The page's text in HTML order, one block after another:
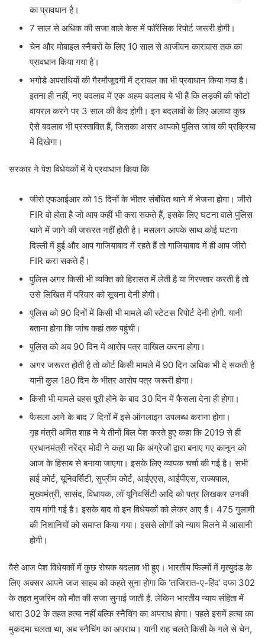
का प्रावधान है।
7 साल से अधिक की सजा वाले केस में फॉरेंसिक रिपोर्ट जरूरी होगी।
चेन और मोबाइल स्नैचरों के लिए 10 साल से आजीवन कारावास तक का
प्रावधान किया गया है।
भगोडे अपराधियों की गैरमौजूदगी में ट्रायल का भी प्रवाधान किया गया है।
इतना ही नहीं, नए बदलाव में एक अहम बदलाव ये भी है कि लड़की की फोटो
वायरल करने पर 3 साल की कैद होगी। इन बदलावों के लिए अलावा कुछ
ऐसे बदलाव भी प्रस्तावित हैं, जिसका असर आपको पुलिस जांच की प्रक्रिया
में दिखेगा।
सरकार ने पेश विधेयकों में ये प्रवाधान किया कि
जीरो एफआईआर को 15 दिनों के भीतर संबंधित थाने में भेजना होगा। जीरो
FIR वो होता है जो आप कहीं भी करा सकते हैं, इसके लिए घटना वाले पुलिस
थाने में जाने की जरूरत नहीं होती है। मसलन आपके साथ कोई घटना
दिल्ली में हुई और आप गाजियाबाद में रहते हैं तो गाजियाबाद में ही आप जीरो
FIR करा सकते हैं।
पुलिस अगर किसी भी व्यक्ति को हिरासत में लेती है या गिरफ्तार करती है तो
उसे लिखित में परिवार को सूचना देनी होगी।
पुलिस को 90 दिनों में किसी भी मामले की स्टेटस रिपोर्ट देनी होगी. यानी
बताना होगा कि जांच कहां तक पहुंची।
पुलिस को अब 90 दिन में आरोप पत्र दाखिल करना होगा।
अगर जरूरत होती है तो कोर्ट किसी मामले में 90 दिन अधिक भी दे सकती है
यानी कुल 180 दिन के भीतर आरोप पत्र जरूरी होगा।
किसी भी मामले बहस पूरी होने के बाद 30 दिन में फैसला देना ही होगा।
फैसला आने के बाद 7 दिनों में इसे ऑनलाइन उपलब्ध कराना होगा।
गृह मंत्री अमित शाह ने ये तीनों बिल पेश करते हुए कहा कि 2019 से ही
प्रधानमंत्री नरेंद्र मोदी ने कहा था कि अंग्रेजों द्वारा बनाए गए कानून को
आज के हिसाब से बनाया जाएगा। इसके लिए व्यापक चर्चा की गई है। सभी
हाई कोर्ट, यूनिवर्सिटी, सुप्रीम कोर्ट, आईएएस, आईपीएस, राज्यपाल,
मुख्यमंत्री, सासंद, विधायक, लॉ यूनिवर्सिटी आदि को पत्र लिखकर उनकी
राय मांगी गई है। इसके बाद वो इन विधेयकों को लेकर आए हैं। 475 गुलामी
की निशानियों को समाप्त किया गया। इससे लोगों को न्याय मिलने में आसानी
होगी।
वैसे आज पेश विधेयकों में कुछ रोचक बदलाव भी हुए। भारतीय फिल्मों में मृत्युदंड के
लिए अक्सर आपने जज साहब को कहते सुना होगा कि ‘ताजिरात-ए-हिंद’ दफा 302
के तहत मुजरिम को मौत की सजा सुनाई जाती है. लेकिन भारतीय न्याय संहिता में
धारा 302 के तहत हत्या नहीं बल्कि स्नैचिंग का अपराध होगा। पहले इसमें हत्या का
मुकदमा चलता था, अब स्नैचिंग का अपराध। यानी राह चलते किसी के गले से चेन,